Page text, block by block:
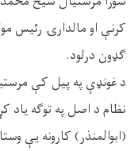
کرنې او مالدارۍ رئیس
ګډون درلود.
د غونډې په پيل کې
نظام د اصل په توګه
(ابوالمنذر) کارونه يې